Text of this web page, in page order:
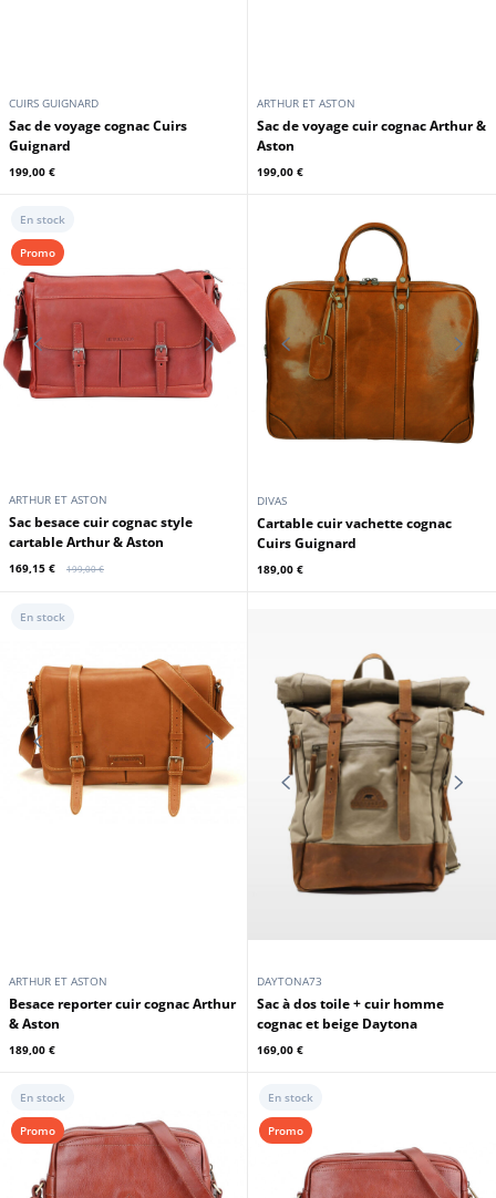
CUIRS GUIGNARD
Sac de voyage cognac Cuirs
Guignard
199,00 €
ARTHUR ET ASTON
Sac de voyage cuir cognac Arthur &
Aston
199,00 €
169,15 € 199,00 €
En stock
Promo
189,00 €
En stock